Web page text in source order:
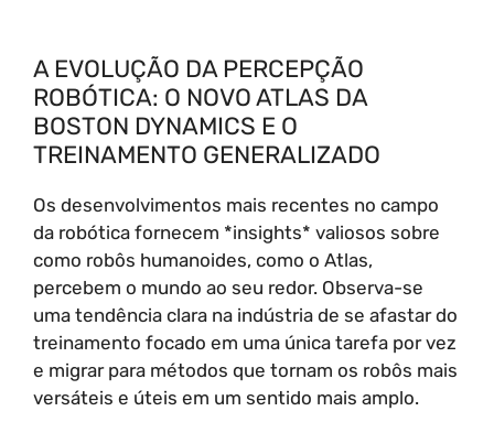
A EVOLUÇÃO DA PERCEPÇÃO
ROBÓTICA: O NOVO ATLAS DA
BOSTON DYNAMICS E O
TREINAMENTO GENERALIZADO
Os desenvolvimentos mais recentes no campo
da robótica fornecem *insights* valiosos sobre
como robôs humanoides, como o Atlas,
percebem o mundo ao seu redor. Observa-se
uma tendência clara na indústria de se afastar do
treinamento focado em uma única tarefa por vez
e migrar para métodos que tornam os robôs mais
versáteis e úteis em um sentido mais amplo.